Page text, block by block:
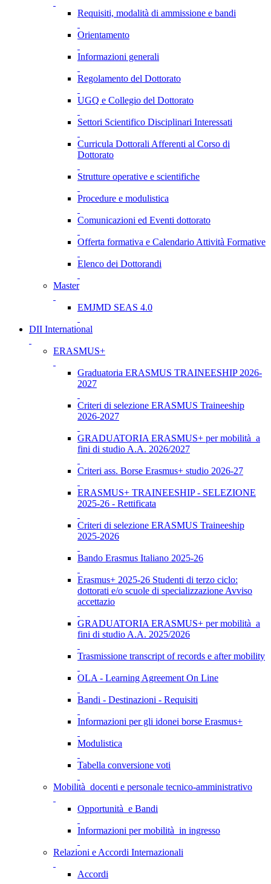
Requisiti, modalità di ammissione e bandi
Orientamento
Informazioni generali
Regolamento del Dottorato
UGQ e Collegio del Dottorato
Settori Scientifico Disciplinari Interessati
Curricula Dottorali Afferenti al Corso di
Dottorato
Strutture operative e scientifiche
Procedure e modulistica
Comunicazioni ed Eventi dottorato
Offerta formativa e Calendario Attività Formative
Elenco dei Dottorandi
Master
EMJMD SEAS 4.0
DII International
ERASMUS+
Graduatoria ERASMUS TRAINEESHIP 2026-
2027
Criteri di selezione ERASMUS Traineeship
2026-2027
GRADUATORIA ERASMUS+ per mobilità a
fini di studio A.A. 2026/2027
Criteri ass. Borse Erasmus+ studio 2026-27
ERASMUS+ TRAINEESHIP - SELEZIONE
2025-26 - Rettificata
Criteri di selezione ERASMUS Traineeship
2025-2026
Bando Erasmus Italiano 2025-26
Erasmus+ 2025-26 Studenti di terzo ciclo:
dottorati e/o scuole di specializzazione Avviso
accettazio
GRADUATORIA ERASMUS+ per mobilità a
fini di studio A.A. 2025/2026
Trasmissione transcript of records e after mobility
OLA - Learning Agreement On Line
Bandi - Destinazioni - Requisiti
Informazioni per gli idonei borse Erasmus+
Modulistica
Tabella conversione voti
Mobilità docenti e personale tecnico-amministrativo
Opportunità e Bandi
Informazioni per mobilità in ingresso
Relazioni e Accordi Internazionali
Accordi